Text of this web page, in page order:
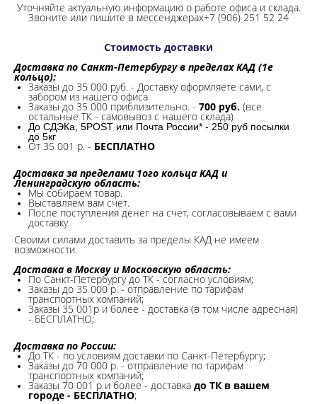
Уточняйте актуальную информацию о работе офиса и склада.
Звоните или пишите в мессенджерах+7 (906) 251 52 24
Стоимость доставки
Доставка по Санкт-Петербургу в пределах КАД (1е
кольцо):
Заказы до 35 000 руб. - Доставку оформляете сами, с
забором из нашего офиса
Заказы до 35 000 приблизительно. - 700 руб. (все
остальные ТК - самовывоз с нашего склада)
До СДЭКа, 5POST или Почта России* - 250 руб посылки
до 5кг
От 35 001 р. - БЕСПЛАТНО
Доставка за пределами 1ого кольца КАД и
Ленинградскую область:
Мы собираем товар.
Выставляем вам счет.
После поступления денег на счет, согласовываем с вами
доставку.
Своими силами доставить за пределы КАД не имеем
возможности.​
Доставка в Москву и Московскую область:
По Санкт-Петербургу до ТК - согласно условиям;
Заказы до 35 000 р. - отправление по тарифам
транспортных компаний;
Заказы 35 001р и более - доставка (в том числе адресная)
- БЕСПЛАТНО;
Доставка по России:
До ТК - по условиям доставки по Санкт-Петербургу;
Заказы до 70 000 р. - отправление по тарифам
транспортных компаний;
Заказы 70 001 р и более - доставка до ТК в вашем
городе - БЕСПЛАТНО;